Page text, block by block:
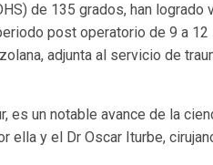
de 135 grados, han logrado
post operatorio de 9 a 12
adjunta al servicio de
un notable avance de la
y el Dr Oscar Iturbe,